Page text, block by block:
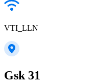
VTI_LLN
Gsk 31